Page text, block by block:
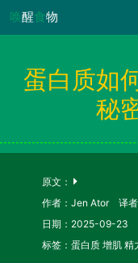
唤醒食物
蛋白质如
秘
原文：
作者：Jen Ator 译
日期：2025-09-23
标签：蛋白质 增肌 精